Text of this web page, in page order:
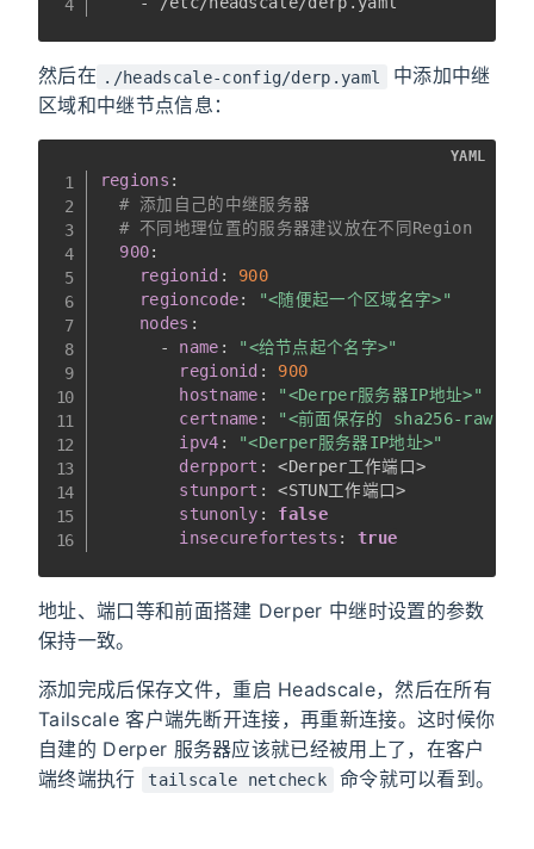
然后在 ./headscale-config/derp.yaml
中添加中继
区域和中继节点信息：
regions :
# 添加自己的中继服务器
# 不同地理位置的服务器建议放在不同Region
900:
regionid :
900
regioncode:
"<随便起一个区域名字>"
nodes :
-
name :
"<给节点起个名字>"
regionid :
900
hostname :
"<Derper服务器IP地址>"
certname :
"<前面保存的 sha256-
ipv4 :
"<Derper服务器IP地址>"
derpport : <Derper工作端口>
stunport : <STUN工作端口>
stunonly :
false
insecurefortests : true
YAML
地址、端口等和前面搭建 Derper 中继时设置的参数
保持一致。
添加完成后保存文件，重启 Headscale，然后在所有
Tailscale 客户端先断开连接，再重新连接。这时候你
自建的 Derper 服务器应该就已经被用上了，在客户
端终端执行
tailscale netcheck 命令就可以看到。